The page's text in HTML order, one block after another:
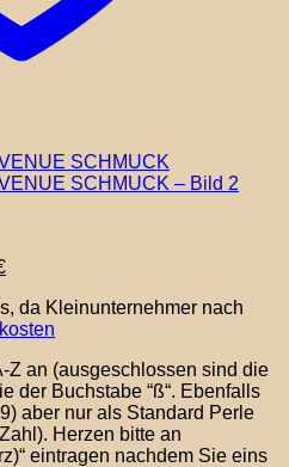
Aktueller
ist:
10,00 €.
da Kleinunternehmer nach
Z an (ausgeschlossen sind die
der Buchstabe “ß“. Ebenfalls
aber nur als Standard Perle
Herzen bitte an
eintragen nachdem Sie eins